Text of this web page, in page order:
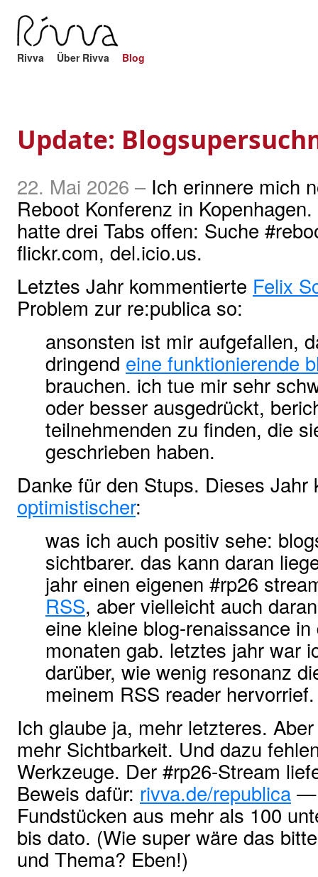
Rivva Über Rivva Blog
Update:
22. Mai 2026 – Ich erinnere mich
Reboot Konferenz in
hatte drei Tabs offen: Suche
flickr.com, del.icio.us.
Letztes Jahr kommentierte Felix
Problem zur re:publica so:
ansonsten ist mir aufgefallen,
dringend eine funktionierende
brauchen. ich tue mir sehr
oder besser ausgedrückt,
teilnehmenden zu finden, die
geschrieben haben.
Danke für den Stups. Dieses
optimistischer:
was ich auch positiv sehe:
sichtbarer. das kann daran
jahr einen eigenen #rp26
RSS, aber vielleicht auch
eine kleine blog-renaissance
monaten gab. letztes jahr war
darüber, wie wenig resonanz
meinem RSS reader hervorrief.
Ich glaube ja, mehr letzteres.
mehr Sichtbarkeit. Und dazu
Werkzeuge. Der #rp26-Stream
Beweis dafür: rivva.de/republica —
Fundstücken aus mehr als 100
bis dato. (Wie super wäre das
und Thema? Eben!)